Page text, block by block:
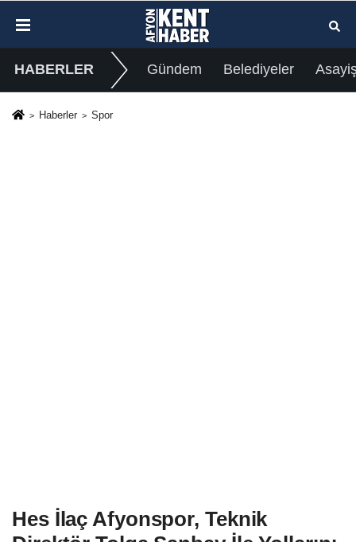
HABERLER Gündem Belediyeler
Haberler Spor
Hes İlaç Afyonspor, Teknik